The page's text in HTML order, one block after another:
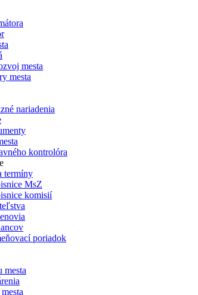
mesta
mesta
nariadenia
kontrolóra
termíny
MsZ
komisií
poriadok
mesta